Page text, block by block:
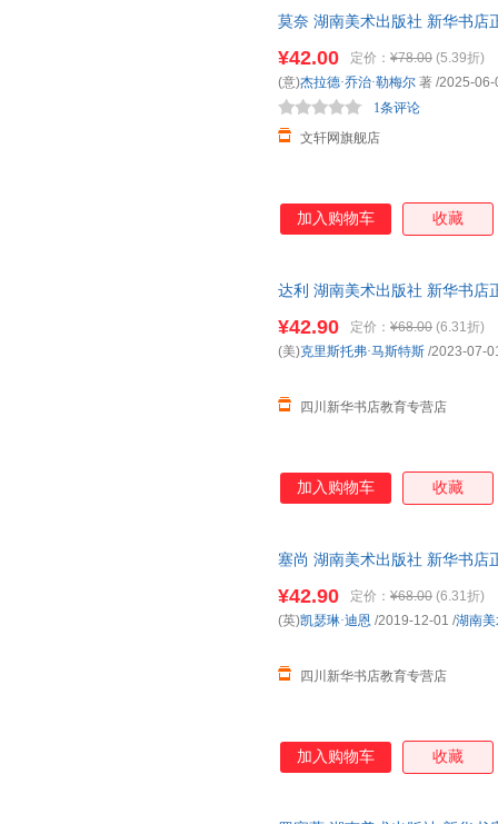
莫奈 湖南美术出版社 新华书店
¥42.00 定价： ¥78.00 (5.39折)
文轩网旗舰店
1条评论
(意)杰拉德·乔治·勒梅尔 著 /2025-06-
加入购物车 收藏
达利 湖南美术出版社 新华书店
¥42.90 定价： ¥68.00 (6.31折)
四川新华书店教育专营店
(美)克里斯托弗·马斯特斯 /2023-07-
加入购物车 收藏
塞尚 湖南美术出版社 新华书店
¥42.90 定价： ¥68.00 (6.31折)
四川新华书店教育专营店
(英)凯瑟琳·迪恩 /2019-12-01 /湖南
加入购物车 收藏